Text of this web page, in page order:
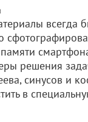
всегда
решения
синусов и
в